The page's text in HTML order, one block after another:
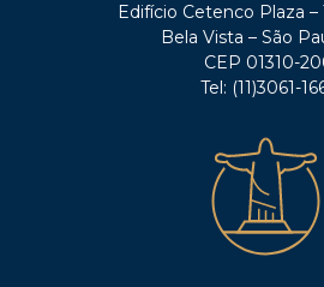
Edifício Cetenco Plaza
Bela Vista – São
CEP 01310-
Tel: (11)3061-